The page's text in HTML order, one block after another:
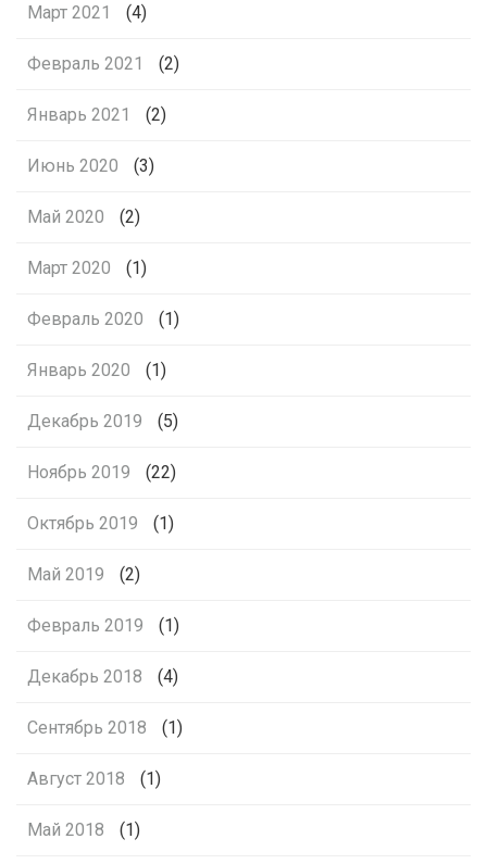
Март 2021 (4)
Февраль 2021 (2)
Январь 2021 (2)
Июнь 2020 (3)
Май 2020 (2)
Март 2020 (1)
Февраль 2020 (1)
Январь 2020 (1)
Декабрь 2019 (5)
Ноябрь 2019 (22)
Октябрь 2019 (1)
Май 2019 (2)
Февраль 2019 (1)
Декабрь 2018 (4)
Сентябрь 2018 (1)
Август 2018 (1)
Май 2018 (1)